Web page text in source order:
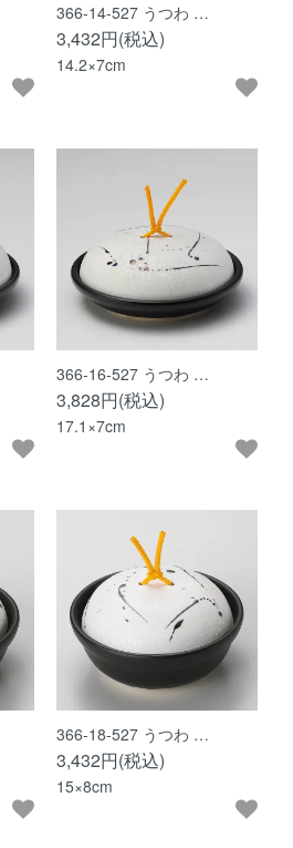
366-14-527 うつわ …
3,432円(税込)
14.2×7cm
366-16-527 うつわ …
3,828円(税込)
17.1×7cm
366-18-527 うつわ …
3,432円(税込)
15×8cm